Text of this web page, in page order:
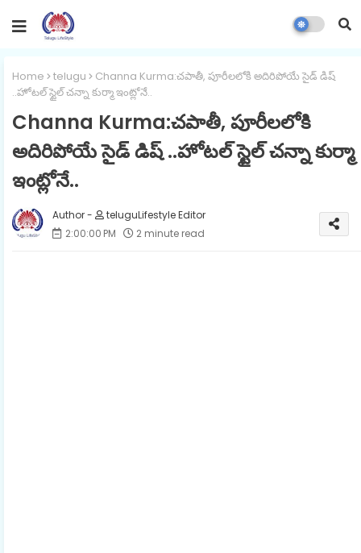
Home telugu
Channa Kurma:చపాతీ, పూరీలలోకి అదిరిపోయే సైడ్ డిష్
..హోటల్ స్టైల్ చన్నా కుర్మా ఇంట్లోనే..
Channa Kurma:చపాతీ, పూరీలలోకి
అదిరిపోయే సైడ్ డిష్ ..హోటల్ స్టైల్ చన్నా కుర్మా
ఇంట్లోనే..
teluguLifestyle Editor
2:00:00 PM
2 minute read